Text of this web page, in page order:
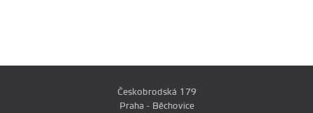
Českobrodská 179
Praha - Běchovice